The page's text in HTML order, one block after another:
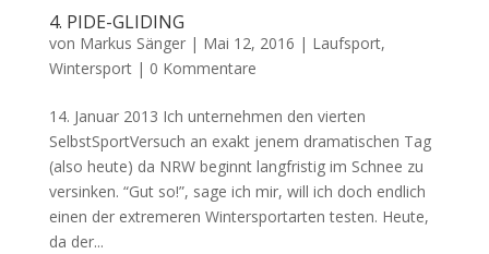
4. PIDE-GLIDING
von Markus Sänger| Mai 12, 2016 | Laufsport,
Wintersport| 0 Kommentare
14. Januar 2013 Ich unternehmen den vierten
SelbstSportVersuch an exakt jenem dramatischen Tag
(also heute) da NRW beginnt langfristig im Schnee zu
versinken. “Gut so!”, sage ich mir, will ich doch endlich
einen der extremeren Wintersportarten testen. Heute,
da der...